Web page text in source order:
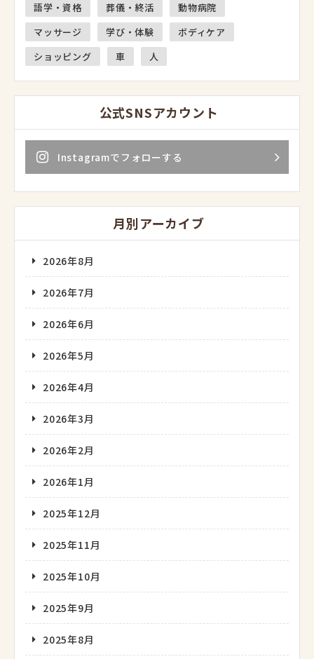
語学・資格
葬儀・終活
動物病院
マッサージ
学び・体験
ボディケア
ショッピング
車 人
公式SNSアカウント
Instagramでフォローする
月別アーカイブ
2026年8月
2026年7月
2026年6月
2026年5月
2026年4月
2026年3月
2026年2月
2026年1月
2025年12月
2025年11月
2025年10月
2025年9月
2025年8月